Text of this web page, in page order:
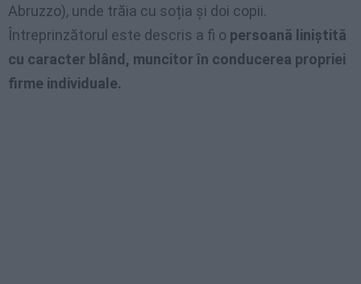
Abruzzo), unde trăia cu soția și doi copii.
Întreprinzătorul este descris a fi o persoană liniștită
cu caracter blând, muncitor în conducerea propriei
firme individuale.